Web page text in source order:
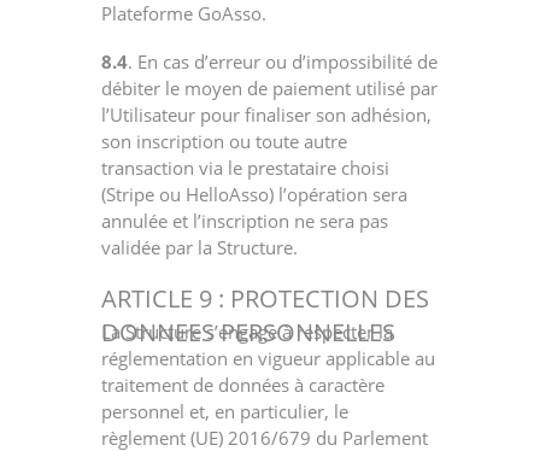
Plateforme GoAsso.
8.4. En cas d’erreur ou d’impossibilité de
débiter le moyen de paiement utilisé par
l’Utilisateur pour finaliser son adhésion,
son inscription ou toute autre
transaction via le prestataire choisi
(Stripe ou HelloAsso) l’opération sera
annulée et l’inscription ne sera pas
validée par la Structure.
ARTICLE 9 : PROTECTION DES
DONNEES PERSONNELLES
La Structure s’engage à respecter la
réglementation en vigueur applicable au
traitement de données à caractère
personnel et, en particulier, le
règlement (UE) 2016/679 du Parlement